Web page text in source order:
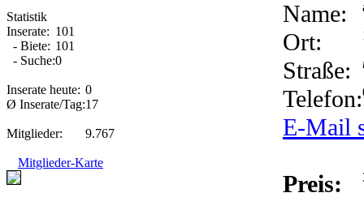
Statistik
Inserate: 101
- Biete: 101
- Suche:0
Inserate heute: 0
Ø Inserate/Tag:17
Mitglieder: 9.767
Mitglieder-Karte
Name:
Ort:
Straße:
Telefon:
E-Mail
Preis: